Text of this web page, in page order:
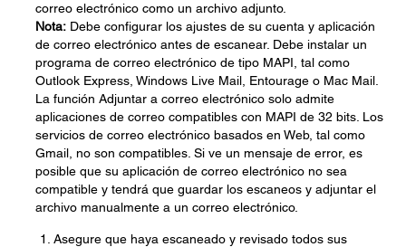
correo electrónico como un archivo adjunto.
Nota: Debe configurar los ajustes de su cuenta y aplicación
de correo electrónico antes de escanear. Debe instalar un
programa de correo electrónico de tipo MAPI, tal como
Outlook Express, Windows Live Mail, Entourage o Mac Mail.
La función Adjuntar a correo electrónico solo admite
aplicaciones de correo compatibles con MAPI de 32 bits. Los
servicios de correo electrónico basados en Web, tal como
Gmail, no son compatibles. Si ve un mensaje de error, es
posible que su aplicación de correo electrónico no sea
compatible y tendrá que guardar los escaneos y adjuntar el
archivo manualmente a un correo electrónico.
Asegure que haya escaneado y revisado todos sus